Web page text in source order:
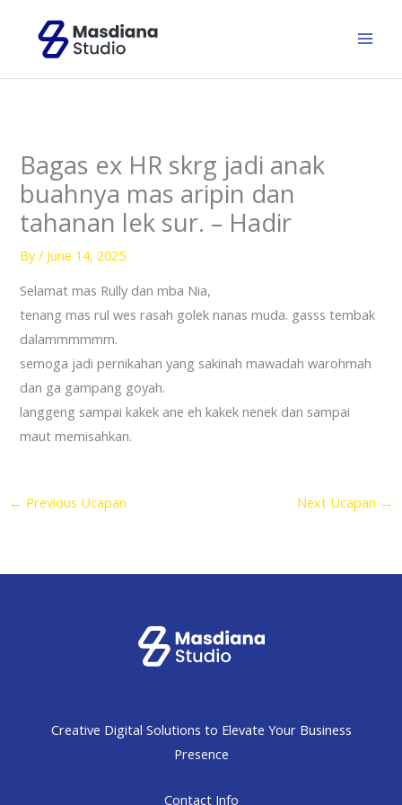
content
Bagas ex HR skrg jadi anak
buahnya mas aripin dan
tahanan lek sur. – Hadir
By/ June 14, 2025
Selamat mas Rully dan mba Nia,
tenang mas rul wes rasah golek nanas muda. gasss tembak
dalammmmmm.
semoga jadi pernikahan yang sakinah mawadah warohmah
dan ga gampang goyah.
langgeng sampai kakek ane eh kakek nenek dan sampai
maut memisahkan.
← Previous Ucapan Next Ucapan →
Creative Digital Solutions to Elevate Your Business
Presence
Contact Info